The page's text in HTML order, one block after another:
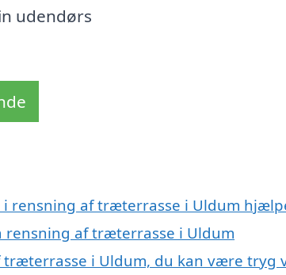
udendørs
i rensning af træterrasse i Uldum
af træterrasse i Uldum
i Uldum, du kan være tryg